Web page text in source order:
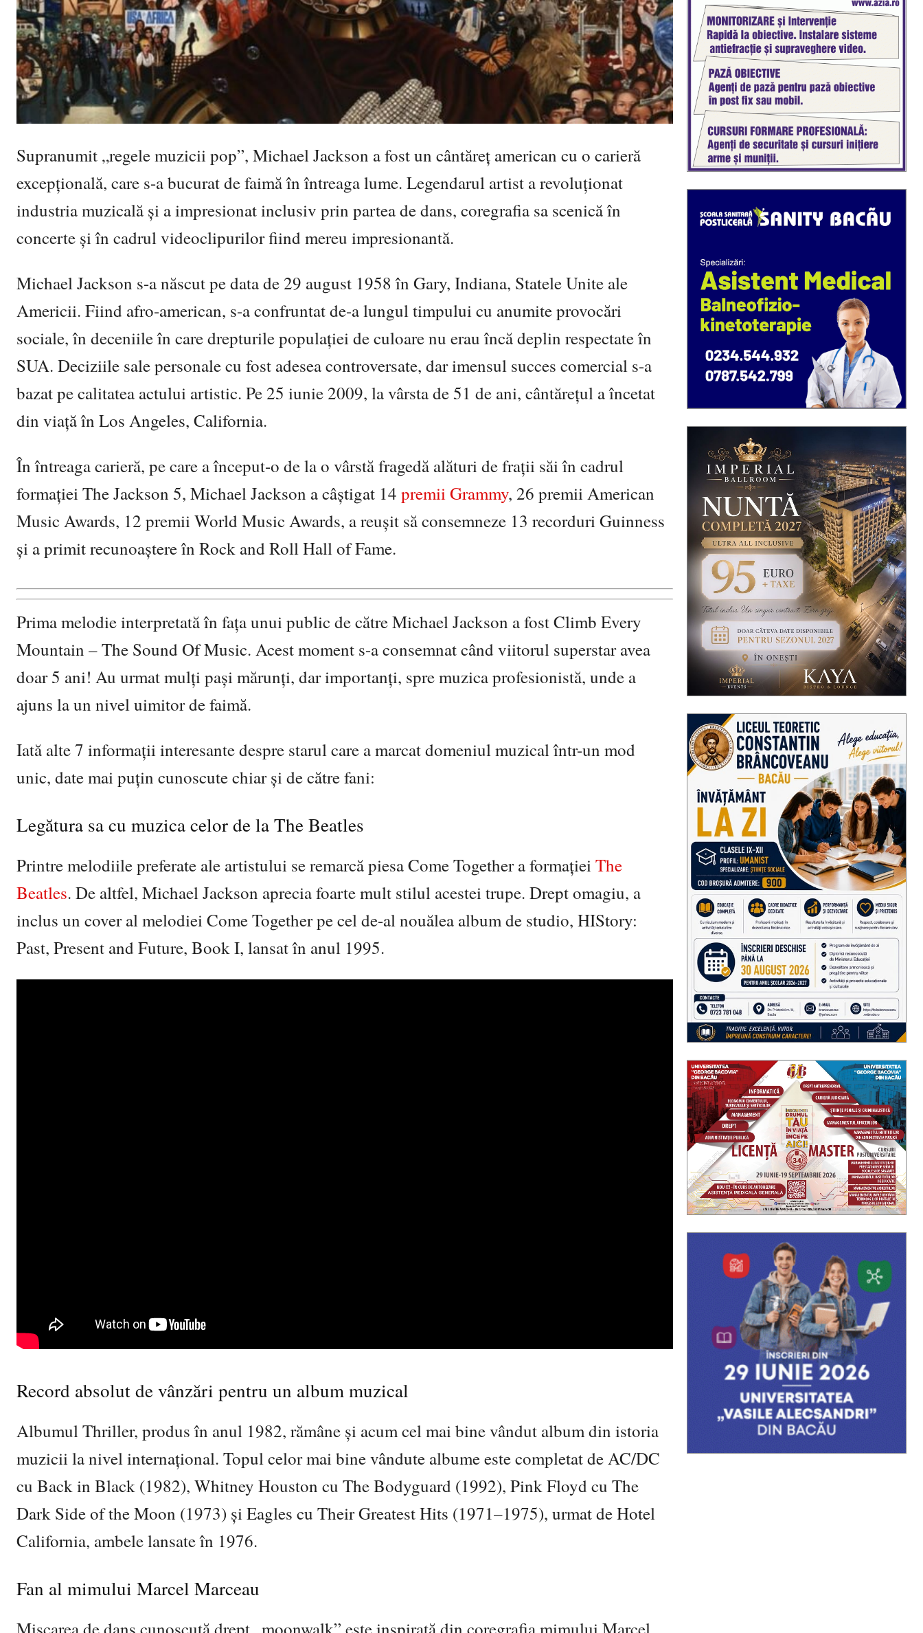
Supranumit „regele muzicii pop”, Michael Jackson a fost un cântăreț american cu o carieră
excepțională, care s-a bucurat de faimă în întreaga lume. Legendarul artist a revoluționat
industria muzicală și a impresionat inclusiv prin partea de dans, coregrafia sa scenică în
concerte și în cadrul videoclipurilor fiind mereu impresionantă.
Michael Jackson s-a născut pe data de 29 august 1958 în Gary, Indiana, Statele Unite ale
Americii. Fiind afro-american, s-a confruntat de-a lungul timpului cu anumite provocări
sociale, în deceniile în care drepturile populației de culoare nu erau încă deplin respectate în
SUA. Deciziile sale personale cu fost adesea controversate, dar imensul succes comercial s-a
bazat pe calitatea actului artistic. Pe 25 iunie 2009, la vârsta de 51 de ani, cântărețul a încetat
din viață în Los Angeles, California.
În întreaga carieră, pe care a început-o de la o vârstă fragedă alături de frații săi în cadrul
formației The Jackson 5, Michael Jackson a câștigat 14 premii Grammy, 26 premii American
Music Awards, 12 premii World Music Awards, a reușit să consemneze 13 recorduri Guinness
și a primit recunoaștere în Rock and Roll Hall of Fame.
Prima melodie interpretată în fața unui public de către Michael Jackson a fost Climb Every
Mountain – The Sound Of Music. Acest moment s-a consemnat când viitorul superstar avea
doar 5 ani! Au urmat mulți pași mărunți, dar importanți, spre muzica profesionistă, unde a
ajuns la un nivel uimitor de faimă.
Iată alte 7 informații interesante despre starul care a marcat domeniul muzical într-un mod
unic, date mai puțin cunoscute chiar și de către fani:
Legătura sa cu muzica celor de la The Beatles
Printre melodiile preferate ale artistului se remarcă piesa Come Together a formațieiThe
Beatles. De altfel, Michael Jackson aprecia foarte mult stilul acestei trupe. Drept omagiu, a
inclus un cover al melodiei Come Together pe cel de-al nouălea album de studio, HIStory:
Past, Present and Future, Book I, lansat în anul 1995.
Record absolut de vânzări pentru un album muzical
Albumul Thriller, produs în anul 1982, rămâne și acum cel mai bine vândut album din istoria
muzicii la nivel internațional. Topul celor mai bine vândute albume este completat de AC/DC
cu Back in Black (1982), Whitney Houston cu The Bodyguard (1992), Pink Floyd cu The
Dark Side of the Moon (1973) și Eagles cu Their Greatest Hits (1971–1975), urmat de Hotel
California, ambele lansate în 1976.
Fan al mimului Marcel Marceau
Mișcarea de dans cunoscută drept „moonwalk” este inspirată din coregrafia mimului Marcel